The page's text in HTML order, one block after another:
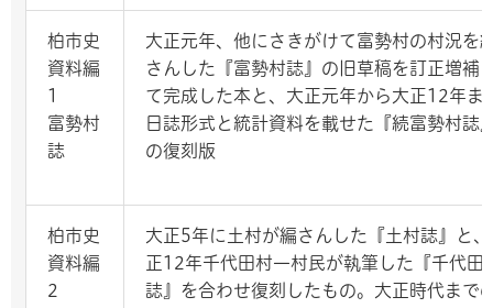
柏市史
資料編
1
富勢村
誌
大正元年、他にさきがけて富勢村の村況を
さんした『富勢村誌』の旧草稿を訂正増補
て完成した本と、大正元年から大正12年ま
日誌形式と統計資料を載せた『続富勢村誌
の復刻版
柏市史
資料編
2
大正5年に土村が編さんした『土村誌』と
正12年千代田村一村民が執筆した『千代田
誌』を合わせ復刻したもの。大正時代まで